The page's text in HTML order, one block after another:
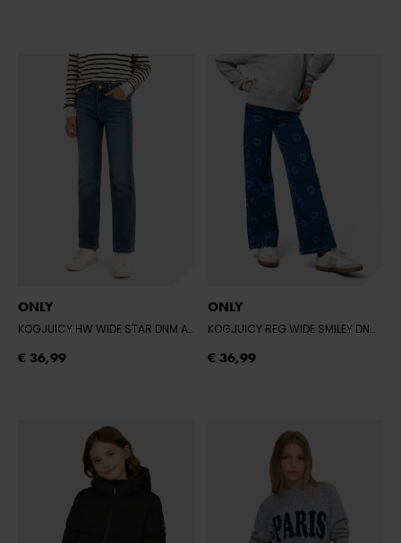
ONLY
KOGJUICY HW WIDE STAR DNM AZG557 - MEDIUM BLUE DENIM
€ 36,99
ONLY
KOGJUICY REG WIDE SMILEY DNM CRO557
€ 36,99